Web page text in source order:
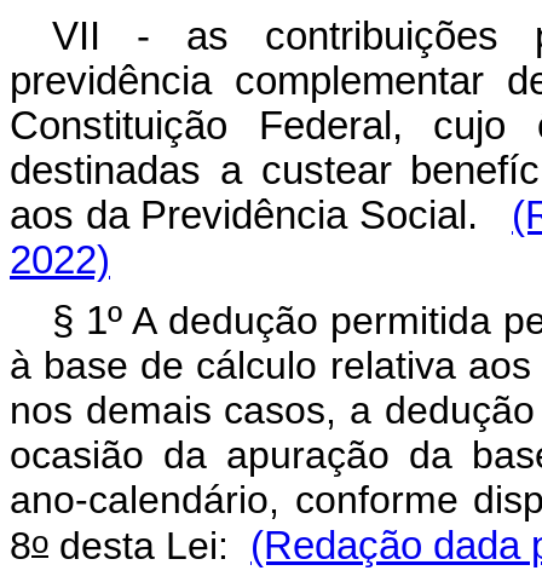
VII - as contribuições
previdência
Constituição Federal,
destinadas a custear
aos da Previdência Social.
2022)
§ 1º A dedução permitida
à base de cálculo relativa
nos demais casos, a
ocasião da apuração da
ano-calendário, conforme
8o desta Lei: (Redação dada